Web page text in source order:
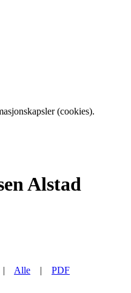
(cookies).
Alstad
Alle | PDF